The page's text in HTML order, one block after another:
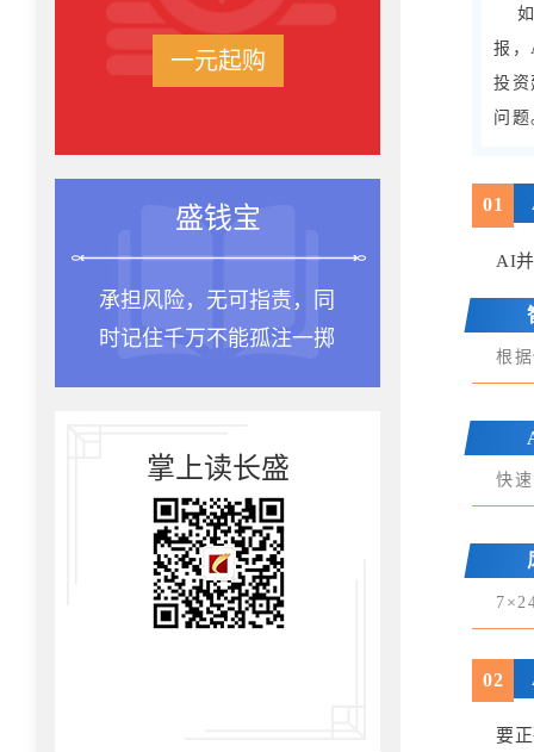
一元起购
盛钱宝
承担风险，无可指责，同
时记住千万不能孤注一掷
种一
是十年
掌上读长盛
报
投
问题
01
AI
根
快
02
要